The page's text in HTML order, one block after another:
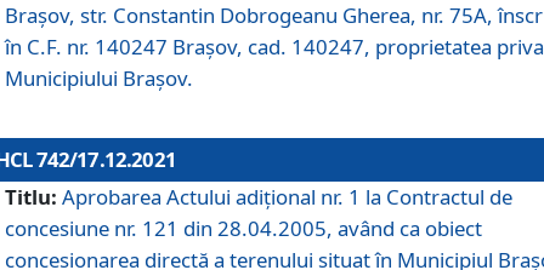
Brașov, str. Constantin Dobrogeanu Gherea, nr. 75A,
în C.F. nr. 140247 Brașov, cad. 140247, proprietatea
Municipiului Brașov.
742/17.12.2021
Titlu: Aprobarea Actului adiţional nr. 1 la Contractul de
concesiune nr. 121 din 28.04.2005, având ca obiect
concesionarea directă a terenului situat în Municipiul